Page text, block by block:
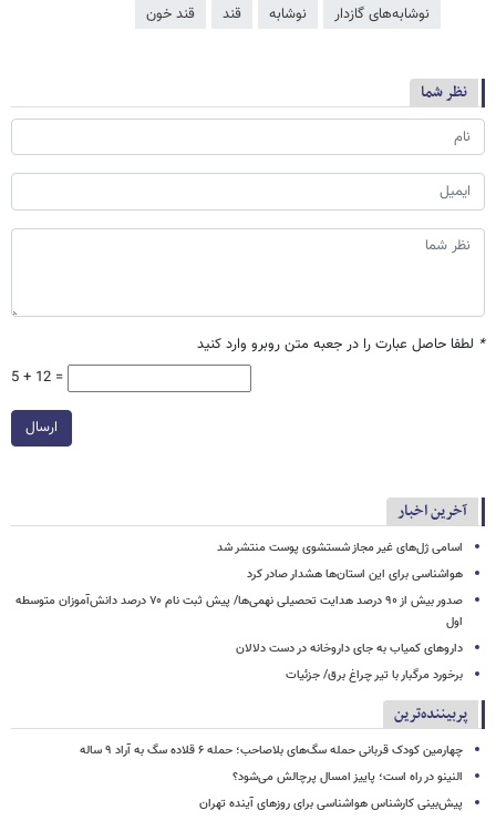
نوشابه‌های گازدار نوشابه قند قند خون
نظر شما
* لطفا حاصل عبارت را در جعبه متن روبرو وارد کنید
5 + 12 =
ارسال
آخرین اخبار
اسامی ژل‌های غیر مجاز شستشوی پوست منتشر شد
هواشناسی برای این استان‌ها هشدار صادر کرد
صدور بیش از ۹۰ درصد هدایت تحصیلی نهمی‌ها/ پیش ثبت نام ۷۰ درصد دانش‌آموزان متوسطه
اول
داروهای کمیاب به جای داروخانه در دست دلالان
برخورد مرگبار با تیر چراغ برق/ جزئیات
پربیننده‌ترین
چهارمین کودک قربانی حمله سگ‌های بلاصاحب؛ حمله ۶ قلاده سگ به آراد ۹ ساله
النینو در راه است؛ پاییز امسال پرچالش می‌شود؟
پیش‌بینی کارشناس هواشناسی برای روزهای آینده تهران